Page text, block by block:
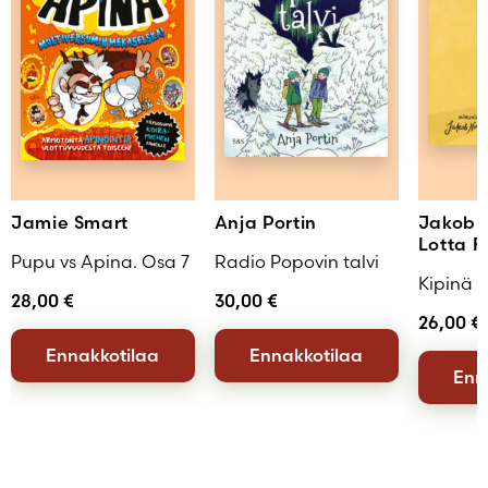
Jamie Smart
Pupu vs Apina. Osa 7
28,00 €
Ennakkotilaa
Anja Portin
Radio Popovin talvi
30,00 €
Ennakkotilaa
Jakob
Lotta
Kipinä
26,00 €